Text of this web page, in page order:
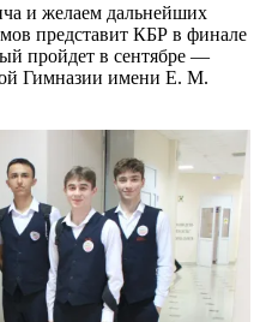
и желаем дальнейших
представит КБР в финале
пройдет в сентябре —
Гимназии имени Е. М.